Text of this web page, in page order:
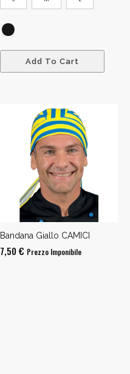
Add To Cart
Bandana Giallo CAMICI
7,50 € Prezzo Imponibile